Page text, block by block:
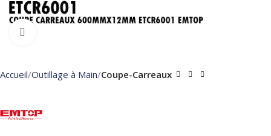
Accueil Outillage à Main Coupe-Carreaux